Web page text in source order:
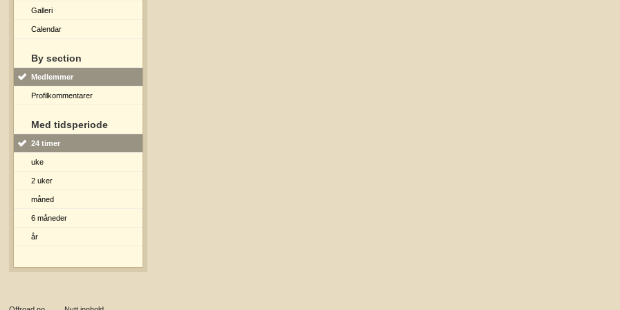
Galleri
Calendar
By section
Medlemmer
Profilkommentarer
Med tidsperiode
24 timer
uke
2 uker
måned
6 måneder
år